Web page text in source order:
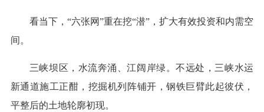
看当下，“六张网”重在挖“潜”，扩大有效投资和内需空
间。
三峡坝区，水流奔涌、江阔岸绿。不远处，三峡水运
新通道施工正酣，挖掘机列阵铺开，钢铁巨臂此起彼伏，
平整后的土地轮廓初现。